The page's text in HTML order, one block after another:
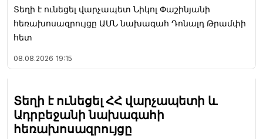
Տեղի է ունեցել վարչապետ Նիկոլ Փաշինյանի
հեռախոսազրույցը ԱՄՆ նախագահ Դոնալդ Թրամփի
հետ
08.08.2026 19:15
Տեղի է ունեցել ՀՀ վարչապետի և
Ադրբեջանի նախագահի
հեռախոսազրույցը